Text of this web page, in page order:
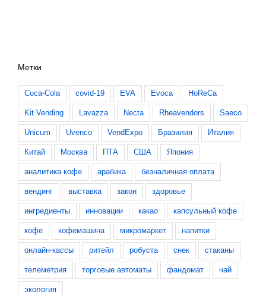
Метки
Coca-Cola covid-19 EVA Evoca HoReCa
Kit Vending Lavazza Necta Rheavendors Saeco
Unicum Uvenco VendExpo Бразилия Италия
Китай Москва ПТА США Япония
аналитика кофе арабика безналичная оплата
вендинг выставка закон здоровье
ингредиенты инновации какао капсульный кофе
кофе кофемашина микромаркет напитки
онлайн-кассы ритейл робуста снек стаканы
телеметрия торговые автоматы фандомат чай
экология